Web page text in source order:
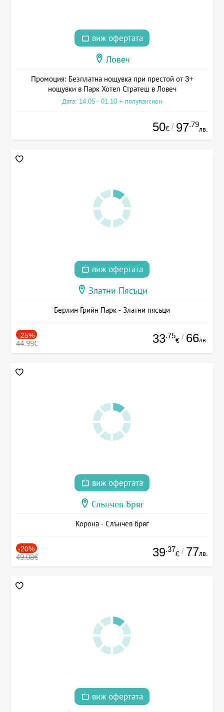
виж офертата
Ловеч
Промоция: Безплатна нощувка при престой от 3+
нощувки в Парк Хотел Стратеш в Ловеч
Дата: 14.05 - 01.10 + полупансион
50€ / 97.79
лв.
виж офертата
Златни Пясъци
Берлин Грийн Парк - Златни пясъци
-25%
44.99€ 33.75
€ / 66лв.
виж офертата
Слънчев Бряг
Корона - Слънчев бряг
-20%
49.08€ 39.37
€ / 77лв.
виж офертата